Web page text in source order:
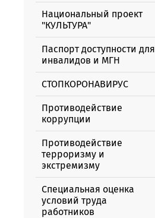
Национальный проект
"КУЛЬТУРА"
Паспорт доступности для
инвалидов и МГН
СТОПКОРОНАВИРУС
Противодействие
коррупции
Противодействие
терроризму и
экстремизму
Специальная оценка
условий труда
работников